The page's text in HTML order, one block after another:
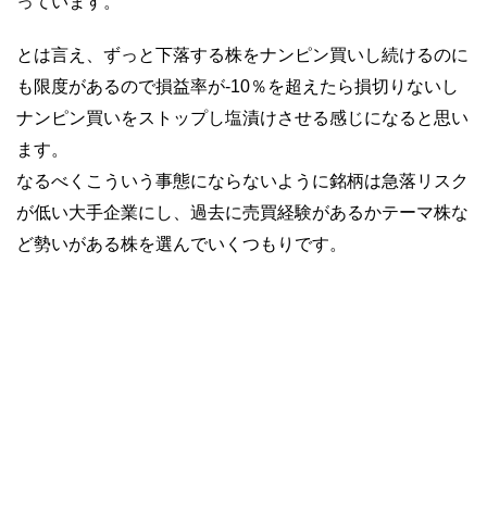
とは言え、ずっと下落する株をナンピン買いし続けるのに
も限度があるので損益率が-10％を超えたら損切りないし
ナンピン買いをストップし塩漬けさせる感じになると思い
ます。
なるべくこういう事態にならないように銘柄は急落リスク
が低い大手企業にし、過去に売買経験があるかテーマ株な
ど勢いがある株を選んでいくつもりです。